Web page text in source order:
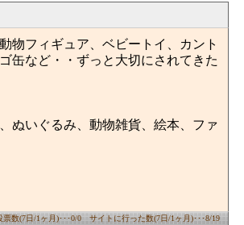
物フィギュア、ベビートイ、カント
缶など・・ずっと大切にされてきた
ぬいぐるみ、動物雑貨、絵本、ファ
票数(7日/1ヶ月)･･･0/0 サイトに行った数(7日/1ヶ月)･･･8/19